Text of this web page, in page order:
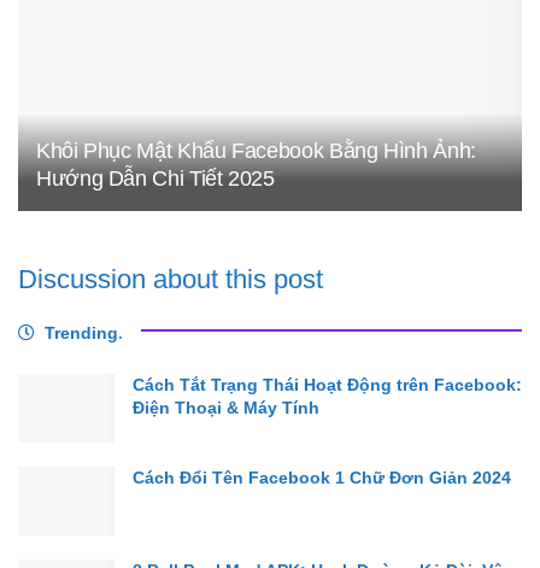
Khôi Phục Mật Khẩu Facebook Bằng Hình Ảnh:
Hướng Dẫn Chi Tiết 2025
Discussion about this post
Trending.
Cách Tắt Trạng Thái Hoạt Động trên Facebook:
Điện Thoại & Máy Tính
Cách Đổi Tên Facebook 1 Chữ Đơn Giản 2024